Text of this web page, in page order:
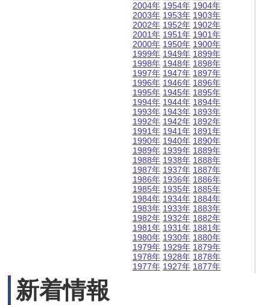
2004年
2003年
2002年
2001年
2000年
1999年
1998年
1997年
1996年
1995年
1994年
1993年
1992年
1991年
1990年
1989年
1988年
1987年
1986年
1985年
1984年
1983年
1982年
1981年
1980年
1979年
1978年
1977年
1954年
1953年
1952年
1951年
1950年
1949年
1948年
1947年
1946年
1945年
1944年
1943年
1942年
1941年
1940年
1939年
1938年
1937年
1936年
1935年
1934年
1933年
1932年
1931年
1930年
1929年
1928年
1927年
1904年
1903年
1902年
1901年
1900年
1899年
1898年
1897年
1896年
1895年
1894年
1893年
1892年
1891年
1890年
1889年
1888年
1887年
1886年
1885年
1884年
1883年
1882年
1881年
1880年
1879年
1878年
1877年
新着情報